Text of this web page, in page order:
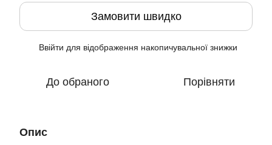
Замовити швидко
Ввійти для відображення накопичувальної знижки
До обраного Порівняти
Опис